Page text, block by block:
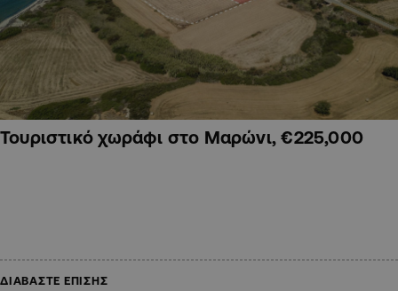
Τουριστικό χωράφι στο Μαρώνι, €225,000
ΔΙΑΒΑΣΤΕ ΕΠΙΣΗΣ